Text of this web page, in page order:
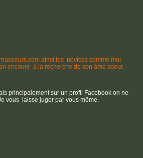
ainsi les novices comme moi
encoure à la recherche de son âme soeur.
principalement sur un profil Facebook on ne
vous laisse juger par vous même.